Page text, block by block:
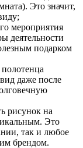
Это значит,
мероприятия
деятельности
подарком
даже после
рисунок на
Это
так и любое
брендом.